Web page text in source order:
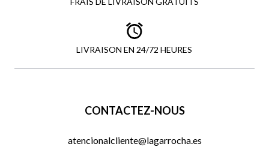
LIVRAISON EN 24/72 HEURES
CONTACTEZ-NOUS
atencionalcliente@lagarrocha.es